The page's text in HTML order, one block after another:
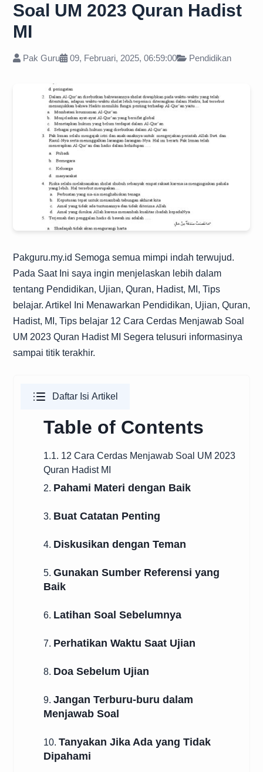
Soal UM 2023 Quran Hadist
MI
Pak Guru 09, Februari, 2025, 06:59:00 Pendidikan
Pakguru.my.id Semoga semua mimpi indah terwujud.
Pada Saat Ini saya ingin menjelaskan lebih dalam
tentang Pendidikan, Ujian, Quran, Hadist, MI, Tips
belajar. Artikel Ini Menawarkan Pendidikan, Ujian, Quran,
Hadist, MI, Tips belajar 12 Cara Cerdas Menjawab Soal
UM 2023 Quran Hadist MI Segera telusuri informasinya
sampai titik terakhir.
Daftar Isi Artikel
Table of Contents
1.1. 12 Cara Cerdas Menjawab Soal UM 2023
Quran Hadist MI
2. Pahami Materi dengan Baik
3. Buat Catatan Penting
4. Diskusikan dengan Teman
5. Gunakan Sumber Referensi yang
Baik
6. Latihan Soal Sebelumnya
7. Perhatikan Waktu Saat Ujian
8. Doa Sebelum Ujian
9. Jangan Terburu-buru dalam
Menjawab Soal
10. Tanyakan Jika Ada yang Tidak
Dipahami